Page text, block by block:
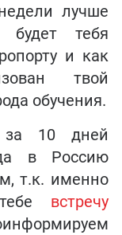
лучше
будет тебя
и как
твой
обучения.
за 10 дней
в Россию
т.к. именно
встречу